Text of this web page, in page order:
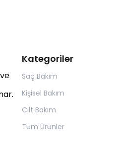
Kategoriler
Saç Bakım
Kişisel Bakım
Cilt Bakım
Tüm Ürünler